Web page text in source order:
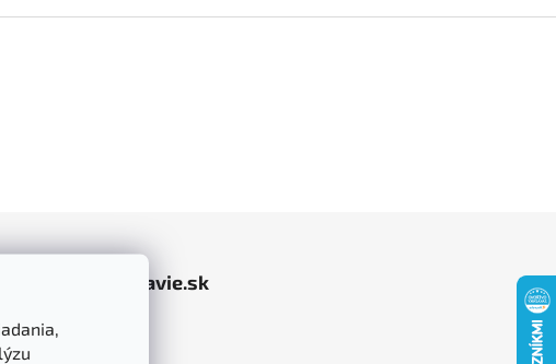
jasomzdravie.sk